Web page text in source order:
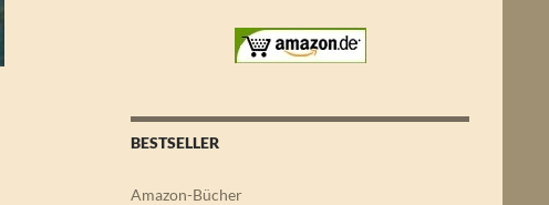
BESTSELLER
Amazon-Bücher